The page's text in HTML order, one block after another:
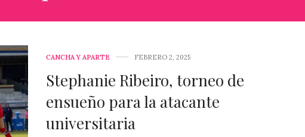
CANCHA Y APARTE FEBRERO 2, 2025
Stephanie Ribeiro, torneo de
ensueño para la atacante
universitaria